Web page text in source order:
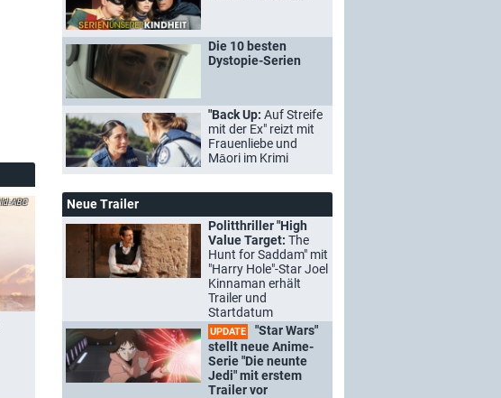
ABC
Die 10 besten
Dystopie-Serien
"Back Up: Auf Streife
mit der Ex" reizt mit
Frauenliebe und
Māori im Krimi
Neue Trailer
Politthriller "High
Value Target: The
Hunt for Saddam" mit
"Harry Hole"-Star Joel
Kinnaman erhält
Trailer und
Startdatum
UPDATE
"Star Wars"
stellt neue Anime-
Serie "Die neunte
Jedi" mit erstem
Trailer vor